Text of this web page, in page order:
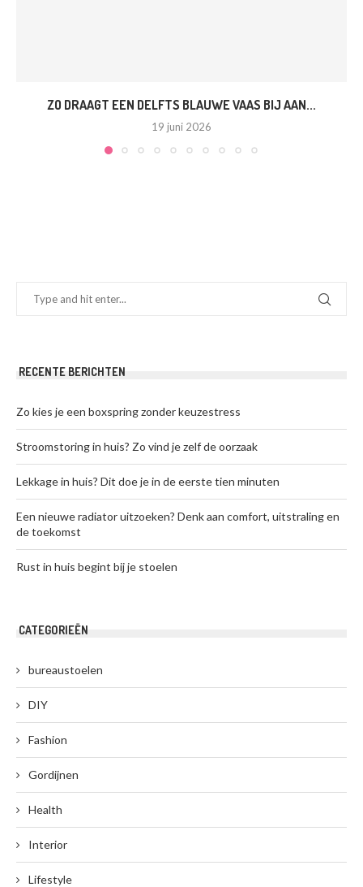
ZO DRAAGT EEN DELFTS BLAUWE VAAS BIJ AAN...
19 juni 2026
RECENTE BERICHTEN
Zo kies je een boxspring zonder keuzestress
Stroomstoring in huis? Zo vind je zelf de oorzaak
Lekkage in huis? Dit doe je in de eerste tien minuten
Een nieuwe radiator uitzoeken? Denk aan comfort, uitstraling en
de toekomst
Rust in huis begint bij je stoelen
CATEGORIEËN
bureaustoelen
DIY
Fashion
Gordijnen
Health
Interior
Lifestyle